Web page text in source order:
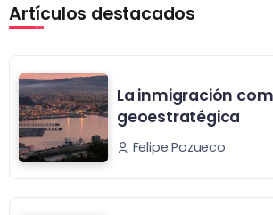
Artículos destacados
La inmigración
geoestratégica
Felipe Pozueco